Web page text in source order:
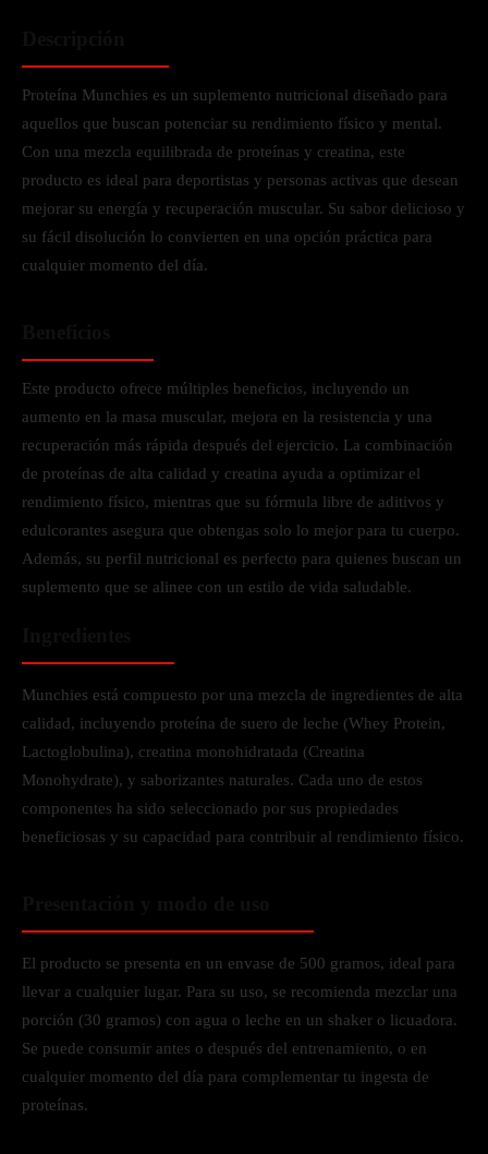
Proteína Munchies es un suplemento nutricional diseñado para
aquellos que buscan potenciar su rendimiento físico y mental.
Con una mezcla equilibrada de proteínas y creatina, este
producto es ideal para deportistas y personas activas que desean
mejorar su energía y recuperación muscular. Su sabor delicioso y
su fácil disolución lo convierten en una opción práctica para
cualquier momento del día.
Este producto ofrece múltiples beneficios, incluyendo un
aumento en la masa muscular, mejora en la resistencia y una
recuperación más rápida después del ejercicio. La combinación
de proteínas de alta calidad y creatina ayuda a optimizar el
rendimiento físico, mientras que su fórmula libre de aditivos y
edulcorantes asegura que obtengas solo lo mejor para tu cuerpo.
Además, su perfil nutricional es perfecto para quienes buscan un
suplemento que se alinee con un estilo de vida saludable.
Munchies está compuesto por una mezcla de ingredientes de alta
calidad, incluyendo proteína de suero de leche (Whey Protein,
Lactoglobulina), creatina monohidratada (Creatina
Monohydrate), y saborizantes naturales. Cada uno de estos
componentes ha sido seleccionado por sus propiedades
beneficiosas y su capacidad para contribuir al rendimiento físico.
El producto se presenta en un envase de 500 gramos, ideal para
llevar a cualquier lugar. Para su uso, se recomienda mezclar una
porción (30 gramos) con agua o leche en un shaker o licuadora.
Se puede consumir antes o después del entrenamiento, o en
cualquier momento del día para complementar tu ingesta de
proteínas.